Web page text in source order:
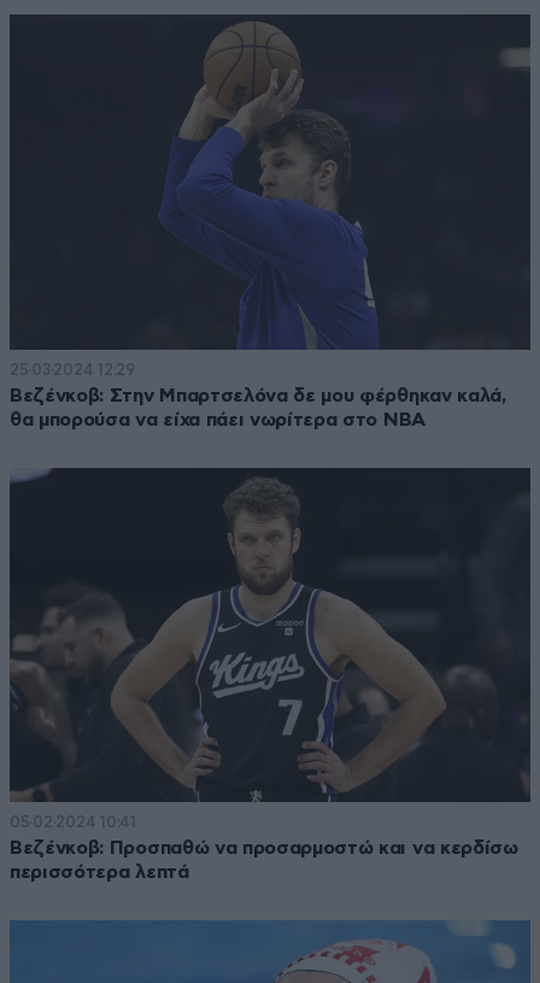
25·03·2024 12:29
Βεζένκοβ: Στην Μπαρτσελόνα δε μου φέρθηκαν καλά,
θα μπορούσα να είχα πάει νωρίτερα στο NBA
05·02·2024 10:41
Βεζένκοβ: Προσπαθώ να προσαρμοστώ και να κερδίσω
περισσότερα λεπτά